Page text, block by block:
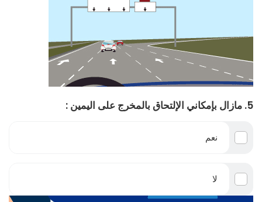
5. مازال بإمكاني الإلتحاق بالمخرج على اليمين :
نعم
لا